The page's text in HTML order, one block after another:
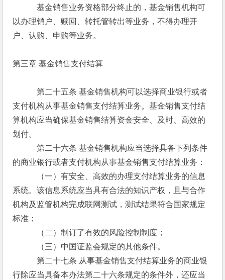
基金销售业务资格部分终止的，基金销售机构可
以办理销户、赎回、转托管转出等业务，不得办理开
户、认购、申购等业务。
第三章 基金销售支付结算
第二十五条 基金销售机构可以选择商业银行或者
支付机构从事基金销售支付结算业务。基金销售支付结
算机构应当确保基金销售结算资金安全、及时、高效的
划付。
第二十六条 基金销售机构应当选择具备下列条件
的商业银行或者支付机构从事基金销售支付结算业务：
（一）有安全、高效的办理支付结算业务的信息
系统。该信息系统应当具有合法的知识产权，且与合作
机构及监管机构完成联网测试，测试结果符合国家规定
标准；
（二）制订了有效的风险控制制度；
（三）中国证监会规定的其他条件。
第二十七条 从事基金销售支付结算业务的商业银
行除应当具备本办法第二十六条规定的条件外，还应当